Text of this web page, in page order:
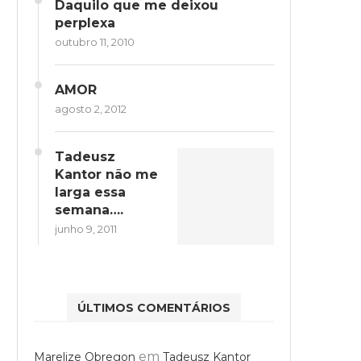
Daquilo que me deixou
perplexa
outubro 11, 2010
AMOR
agosto 2, 2012
Tadeusz
Kantor não me
larga essa
semana….
junho 9, 2011
ÚLTIMOS COMENTÁRIOS
Marelize Obregon em Tadeusz Kantor